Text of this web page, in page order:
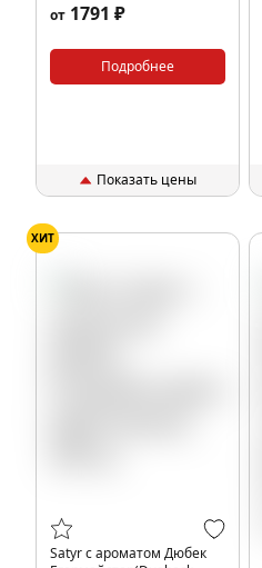
200 гр.
от 1791 ₽
Подробнее
Показать цены
ХИТ
Satyr с ароматом Дюбек